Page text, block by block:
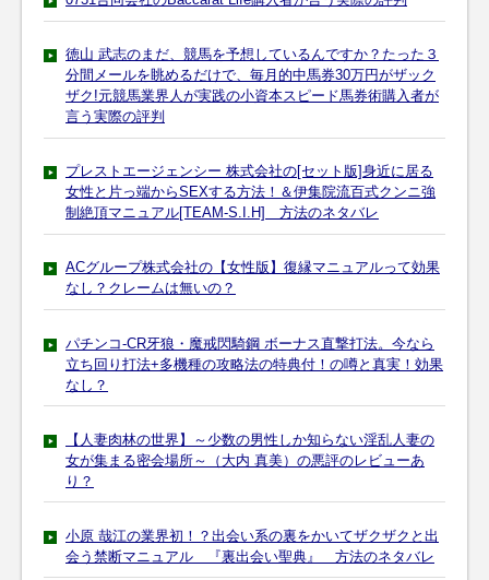
徳山 武志のまだ、競馬を予想しているんですか？たった３
分間メールを眺めるだけで、毎月的中馬券30万円がザック
ザク!元競馬業界人が実践の小資本スピード馬券術購入者が
言う実際の評判
プレストエージェンシー 株式会社の[セット版]身近に居る
女性と片っ端からSEXする方法！＆伊集院流百式クンニ強
制絶頂マニュアル[TEAM-S.I.H] 方法のネタバレ
ACグループ株式会社の【女性版】復縁マニュアルって効果
なし？クレームは無いの？
パチンコ-CR牙狼・魔戒閃騎鋼 ボーナス直撃打法。今なら
立ち回り打法+多機種の攻略法の特典付！の噂と真実！効果
なし？
【人妻肉林の世界】～少数の男性しか知らない淫乱人妻の
女が集まる密会場所～（大内 真美）の悪評のレビューあ
り？
小原 哉江の業界初！？出会い系の裏をかいてザクザクと出
会う禁断マニュアル 『裏出会い聖典』 方法のネタバレ